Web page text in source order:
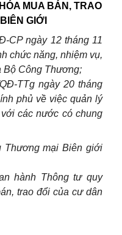
MUA BÁN, TRAO
GIỚI
CP ngày 12 tháng 11
chức năng, nhiệm vụ,
Bộ Công Thương;
TTg ngày 20 tháng
phủ về việc quản lý
các nước có chung
Thương mại Biên giới
hành Thông tư quy
án, trao đổi của cư dân